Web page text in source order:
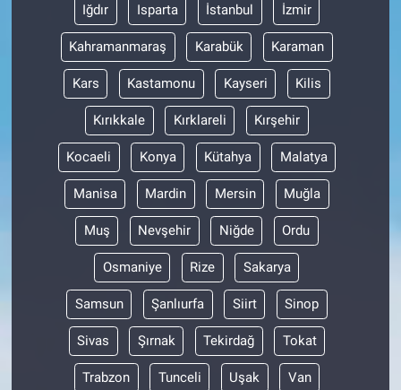
Iğdır Isparta İstanbul İzmir
Kahramanmaraş Karabük Karaman
Kars Kastamonu Kayseri Kilis
Kırıkkale Kırklareli Kırşehir
Kocaeli Konya Kütahya Malatya
Manisa Mardin Mersin Muğla
Muş Nevşehir Niğde Ordu
Osmaniye Rize Sakarya
Samsun Şanlıurfa Siirt Sinop
Sivas Şırnak Tekirdağ Tokat
Trabzon Tunceli Uşak Van